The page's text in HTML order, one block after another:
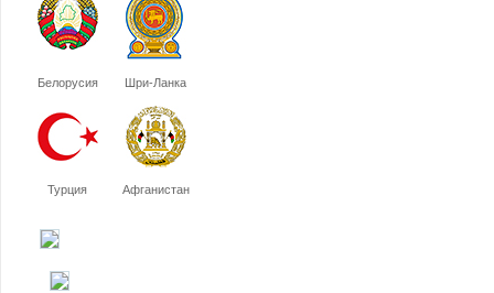
Белорусия Шри-Ланка
Турция Афганистан